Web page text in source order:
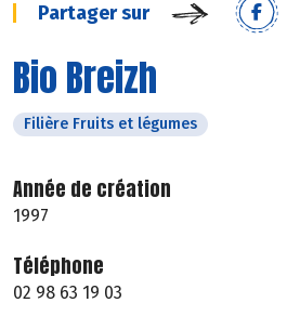
Partager sur
Bio Breizh
Filière Fruits et légumes
Année de création
1997
Téléphone
02 98 63 19 03